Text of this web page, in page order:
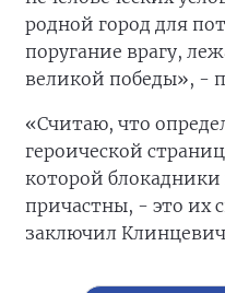
родной город для
поругание врагу,
великой победы», -
«Считаю, что
героической
которой блокадники
причастны, - это их
заключил